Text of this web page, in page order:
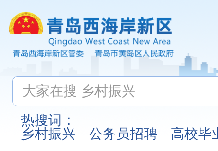
热搜词：
乡村振兴
公务员招聘 高校毕